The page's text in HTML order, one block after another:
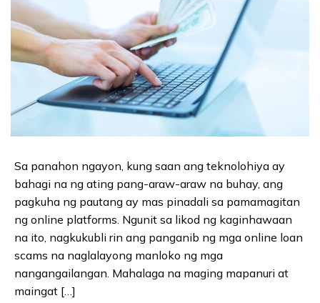
Sa panahon ngayon, kung saan ang teknolohiya ay
bahagi na ng ating pang-araw-araw na buhay, ang
pagkuha ng pautang ay mas pinadali sa pamamagitan
ng online platforms. Ngunit sa likod ng kaginhawaan
na ito, nagkukubli rin ang panganib ng mga online loan
scams na naglalayong manloko ng mga
nangangailangan. Mahalaga na maging mapanuri at
maingat […]